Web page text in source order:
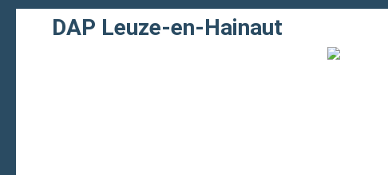
DAP Leuze-en-Hainaut